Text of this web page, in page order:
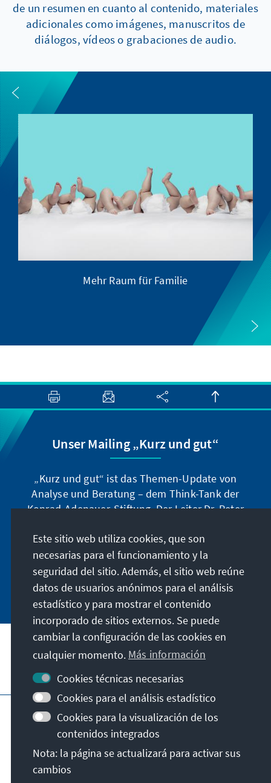
de un resumen en cuanto al contenido, materiales
adicionales como imágenes, manuscritos de
diálogos, vídeos o grabaciones de audio.
Mehr Raum für Familie
Unser Mailing „Kurz und gut“
„Kurz und gut“ ist das Themen-Update von
Analyse und Beratung – dem Think-Tank der
Konrad-Adenauer-Stiftung. Der Leiter Dr. Peter
Abständen in aller Kürze über Themen, die wir
für unsere nahe Zukunft für wichtig halten.
Jetzt abonnieren
Visita también
Pie de imprenta
Condiciones de uso
Declaración sobre accesibilidad
Barriere melden
© Konrad-Adenauer-Stiftung e.V. 2026
Este sitio web utiliza cookies, que son
necesarias para el funcionamiento y la
seguridad del sitio. Además, el sitio web reúne
datos de usuarios anónimos para el análisis
estadístico y para mostrar el contenido
incorporado de sitios externos. Se puede
cambiar la configuración de las cookies en
cualquier momento. Más información
Cookies técnicas necesarias
Cookies para el análisis estadístico
Cookies para la visualización de los
contenidos integrados
Nota: la página se actualizará para activar sus
cambios